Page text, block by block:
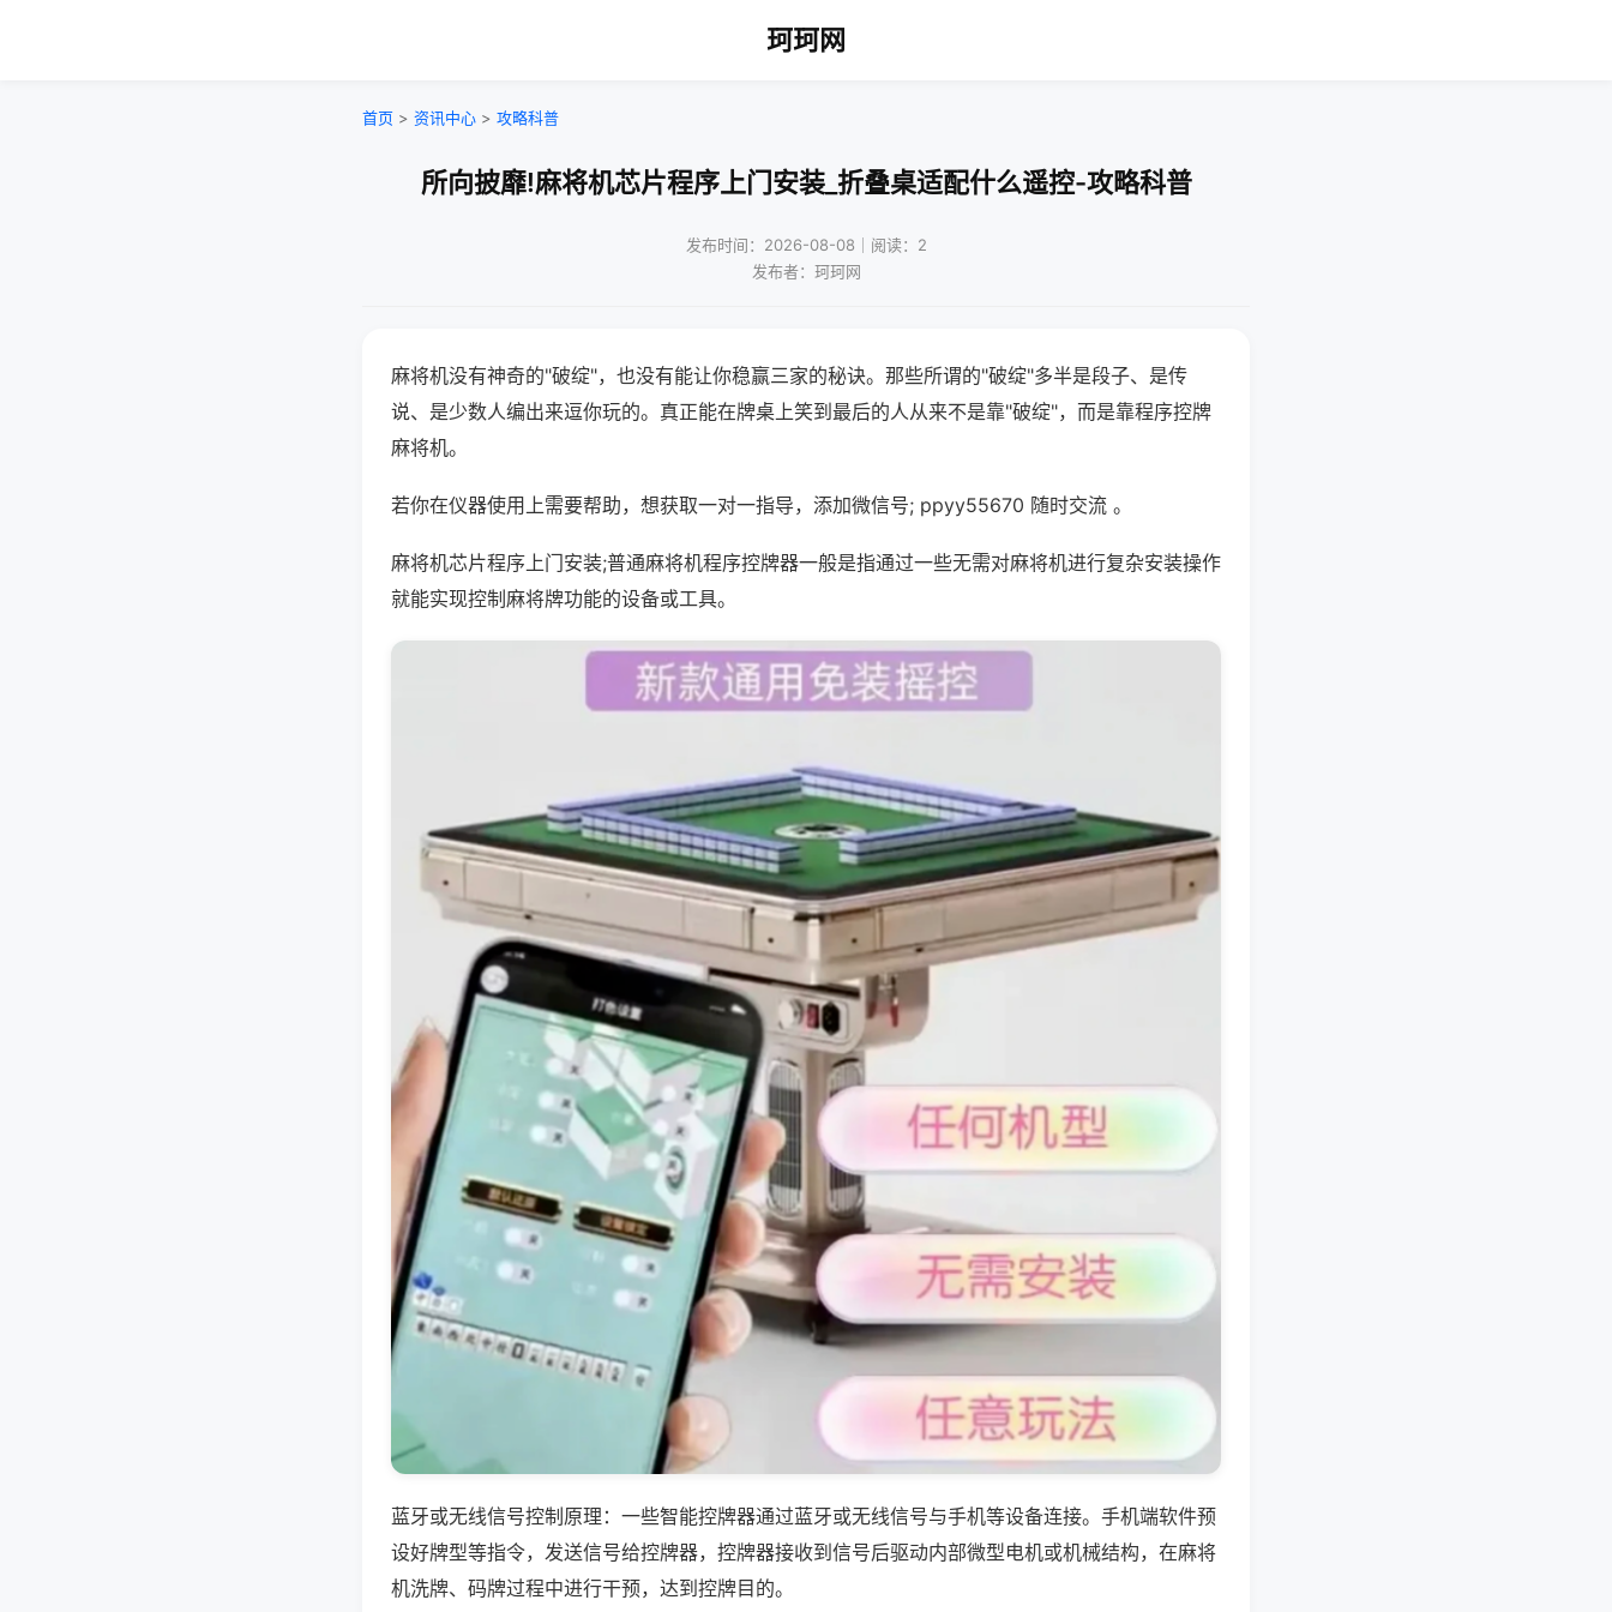
珂珂网
首页 > 资讯中心 > 攻略科普
所向披靡!麻将机芯片程序上门安装_折叠桌适配什么遥控-攻略科普
发布时间：2026-08-08｜阅读：2
发布者：珂珂网
麻将机没有神奇的"破绽"，也没有能让你稳赢三家的秘诀。那些所谓的"破绽"多半是段子、是传
说、是少数人编出来逗你玩的。真正能在牌桌上笑到最后的人从来不是靠"破绽"，而是靠程序控牌
麻将机。
若你在仪器使用上需要帮助，想获取一对一指导，添加微信号; ppyy55670 随时交流 。
麻将机芯片程序上门安装;普通麻将机程序控牌器一般是指通过一些无需对麻将机进行复杂安装操作
就能实现控制麻将牌功能的设备或工具。
蓝牙或无线信号控制原理：一些智能控牌器通过蓝牙或无线信号与手机等设备连接。手机端软件预
设好牌型等指令，发送信号给控牌器，控牌器接收到信号后驱动内部微型电机或机械结构，在麻将
机洗牌、码牌过程中进行干预，达到控牌目的。